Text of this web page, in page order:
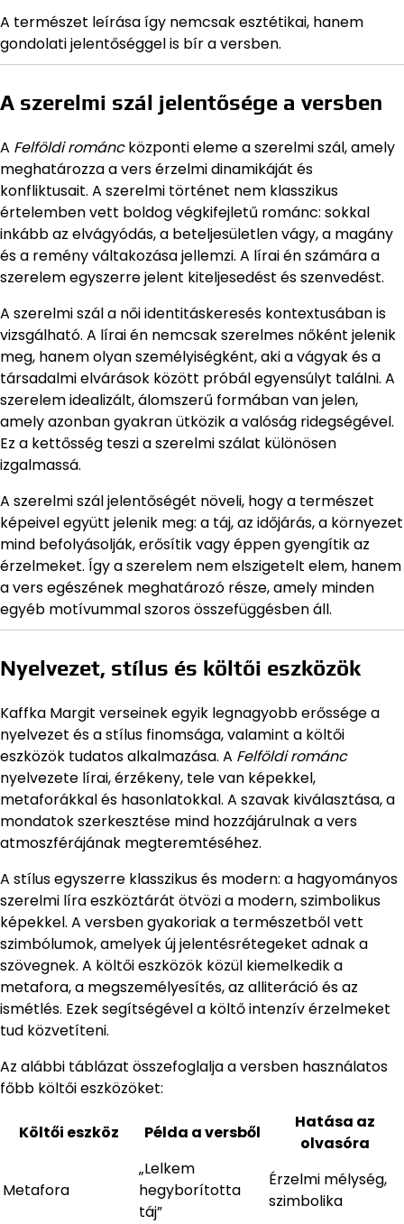
A természet leírása így nemcsak esztétikai, hanem
gondolati jelentőséggel is bír a versben.
A szerelmi szál jelentősége a versben
A Felföldi románcközponti eleme a szerelmi szál, amely
meghatározza a vers érzelmi dinamikáját és
konfliktusait. A szerelmi történet nem klasszikus
értelemben vett boldog végkifejletű románc: sokkal
inkább az elvágyódás, a beteljesületlen vágy, a magány
és a remény váltakozása jellemzi. A lírai én számára a
szerelem egyszerre jelent kiteljesedést és szenvedést.
A szerelmi szál a női identitáskeresés kontextusában is
vizsgálható. A lírai én nemcsak szerelmes nőként jelenik
meg, hanem olyan személyiségként, aki a vágyak és a
társadalmi elvárások között próbál egyensúlyt találni. A
szerelem idealizált, álomszerű formában van jelen,
amely azonban gyakran ütközik a valóság ridegségével.
Ez a kettősség teszi a szerelmi szálat különösen
izgalmassá.
A szerelmi szál jelentőségét növeli, hogy a természet
képeivel együtt jelenik meg: a táj, az időjárás, a környezet
mind befolyásolják, erősítik vagy éppen gyengítik az
érzelmeket. Így a szerelem nem elszigetelt elem, hanem
a vers egészének meghatározó része, amely minden
egyéb motívummal szoros összefüggésben áll.
Nyelvezet, stílus és költői eszközök
Kaffka Margit verseinek egyik legnagyobb erőssége a
nyelvezet és a stílus finomsága, valamint a költői
eszközök tudatos alkalmazása. A Felföldi románc
nyelvezete lírai, érzékeny, tele van képekkel,
metaforákkal és hasonlatokkal. A szavak kiválasztása, a
mondatok szerkesztése mind hozzájárulnak a vers
atmoszférájának megteremtéséhez.
A stílus egyszerre klasszikus és modern: a hagyományos
szerelmi líra eszköztárát ötvözi a modern, szimbolikus
képekkel. A versben gyakoriak a természetből vett
szimbólumok, amelyek új jelentésrétegeket adnak a
szövegnek. A költői eszközök közül kiemelkedik a
metafora, a megszemélyesítés, az alliteráció és az
ismétlés. Ezek segítségével a költő intenzív érzelmeket
tud közvetíteni.
Az alábbi táblázat összefoglalja a versben használatos
főbb költői eszközöket:
Költői eszköz Példa a versből
Hatása az
olvasóra
Metafora
„Lelkem
hegyborította
táj”
Érzelmi mélység,
szimbolika